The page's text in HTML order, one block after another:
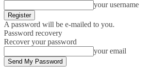
your username
A password will be e-mailed to you.
Password recovery
Recover your password
your email